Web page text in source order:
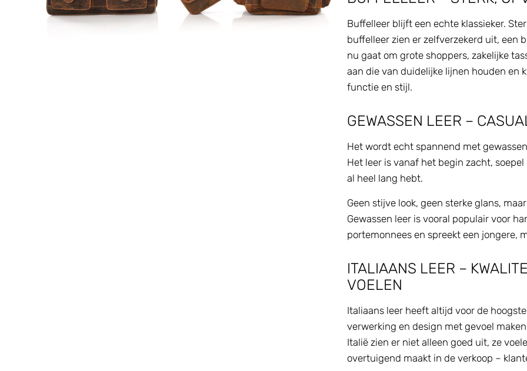
Buffelleer blijft een echte klassieker.
buffelleer zien er zelfverzekerd uit, een
nu gaat om grote shoppers, zakelijke
aan die van duidelijke lijnen houden en
functie en stijl.
GEWASSEN LEER –
Het wordt echt spannend met
Het leer is vanaf het begin zacht,
al heel lang hebt.
Geen stijve look, geen sterke glans,
Gewassen leer is vooral populair voor
portemonnees en spreekt een jongere,
ITALIAANS LEER –
VOELEN
Italiaans leer heeft altijd voor de
verwerking en design met gevoel
Italië zien er niet alleen goed uit, ze
overtuigend maakt in de verkoop –